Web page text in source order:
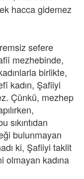
hacca gidemez
sefere
mezhebinde,
birlikte,
kadın, Şafiiyi
Çünkü, mezhep
sıkıntıdan
bulunmayan
ki, Şafiiyi taklit
olmayan kadına